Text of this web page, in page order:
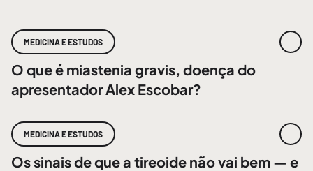
MEDICINA E ESTUDOS
O que é miastenia gravis, doença do
apresentador Alex Escobar?
MEDICINA E ESTUDOS
Os sinais de que a tireoide não vai bem — e